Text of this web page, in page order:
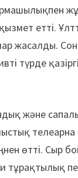
қызмет етті.
жасалды.
түрде
және
телеарна
өтті. Сыр